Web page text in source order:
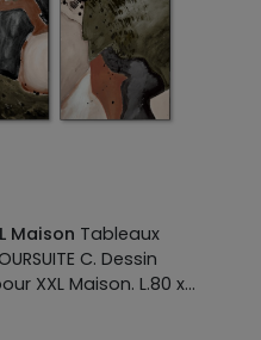
Maison Tableaux
C. Dessin
XXL Maison. L.80 x